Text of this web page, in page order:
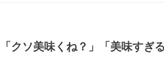
クソ美味くね？」「美味すぎ